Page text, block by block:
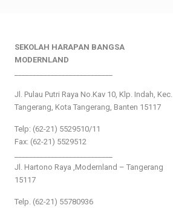
SEKOLAH HARAPAN BANGSA
MODERNLAND
Jl. Pulau Putri Raya No.Kav 10, Klp. Indah, Kec.
Tangerang, Kota Tangerang, Banten 15117
Telp: (62-21) 5529510/11
Fax: (62-21) 5529512
Jl. Hartono Raya ,Modernland – Tangerang
15117
Telp. (62-21) 55780936